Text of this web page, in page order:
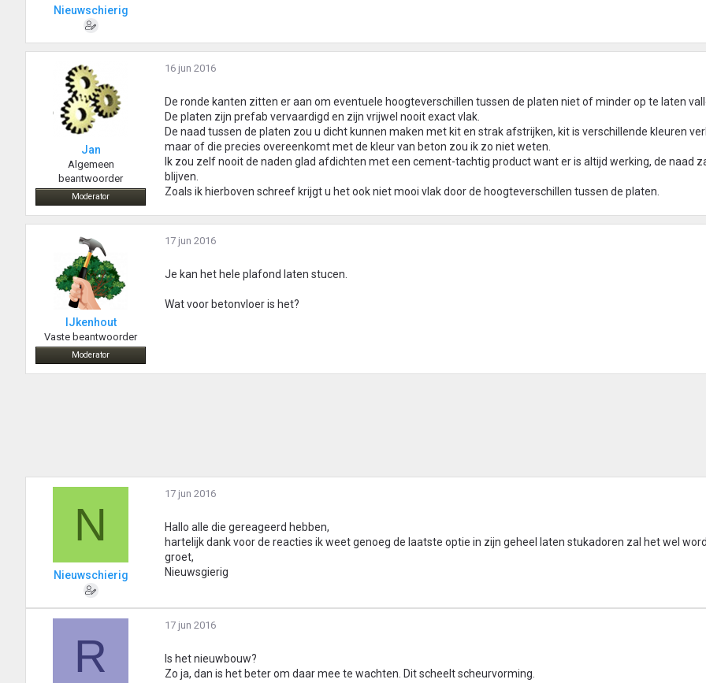
Nieuwschierig
Jan
Algemeen
beantwoorder
Moderator
16 jun 2016
De ronde kanten zitten er aan om eventuele hoogteverschillen tussen de platen niet of minder op te laten
De platen zijn prefab vervaardigd en zijn vrijwel nooit exact vlak.
De naad tussen de platen zou u dicht kunnen maken met kit en strak afstrijken, kit is verschillende kleuren
maar of die precies overeenkomt met de kleur van beton zou ik zo niet weten.
Ik zou zelf nooit de naden glad afdichten met een cement-tachtig product want er is altijd werking, de naad
blijven.
Zoals ik hierboven schreef krijgt u het ook niet mooi vlak door de hoogteverschillen tussen de platen.
IJkenhout
Vaste beantwoorder
Moderator
17 jun 2016
Je kan het hele plafond laten stucen.
Wat voor betonvloer is het?
N
Nieuwschierig
17 jun 2016
Hallo alle die gereageerd hebben,
hartelijk dank voor de reacties ik weet genoeg de laatste optie in zijn geheel laten stukadoren zal het wel
groet,
Nieuwsgierig
R
17 jun 2016
Is het nieuwbouw?
Zo ja, dan is het beter om daar mee te wachten. Dit scheelt scheurvorming.